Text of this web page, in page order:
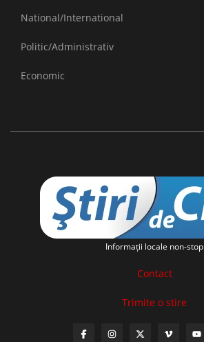
National/International
Politic/Administrativ
Economic
Informaţii locale non-stop
Contact
Trimite o stire